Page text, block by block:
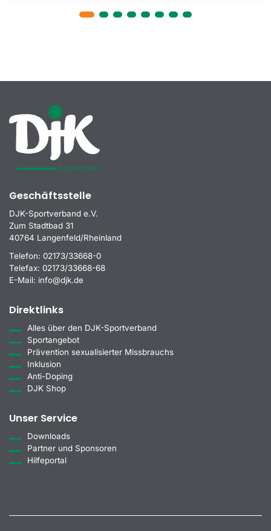
Geschäftsstelle
DJK-Sportverband e.V.
Zum Stadtbad 31
40764 Langenfeld/Rheinland
Telefon: 02173/33668-0
Telefax: 02173/33668-68
E-Mail: info@djk.de
Direktlinks
Alles über den DJK-Sportverband
Sportangebot
Prävention sexualisierter Missbrauchs
Inklusion
Anti-Doping
DJK Shop
Unser Service
Downloads
Partner und Sponsoren
Hilfeportal